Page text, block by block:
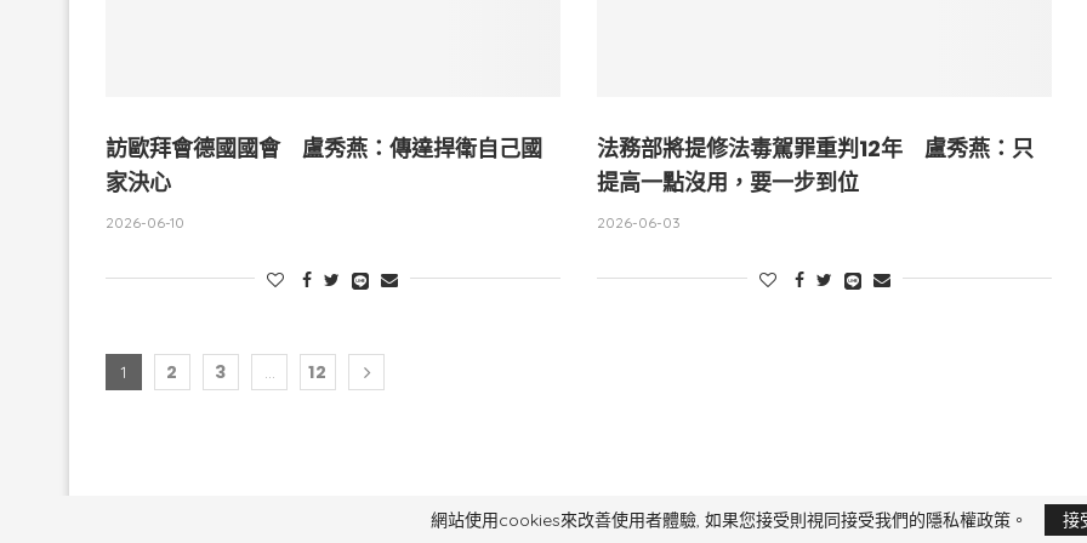
訪歐拜會德國國會 盧秀燕：傳達捍衛自己國
家決心
2026-06-10
法務部將提修法毒駕罪重判12年 盧秀燕：只
提高一點沒用，要一步到位
2026-06-03
1 2 3 ... 12
毅傳媒控股股份有限公司 版權所有，非經授權，不得轉載 All Right Reserved.Yi Media Inc. 電話
網站使用cookies來改善使用者體驗, 如果您接受則視同接受我們的隱私權政策。 接